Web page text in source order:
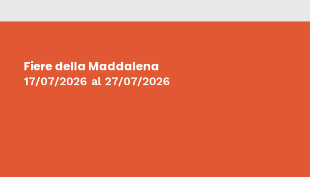
Fiere della Maddalena
17/07/2026 al 27/07/2026